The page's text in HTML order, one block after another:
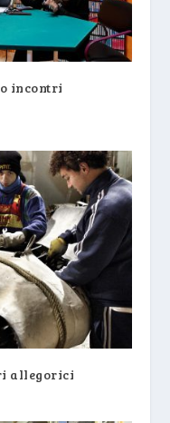
incontri
allegorici